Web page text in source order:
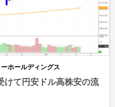
ホールディングス
けて円安ドル高株安の流